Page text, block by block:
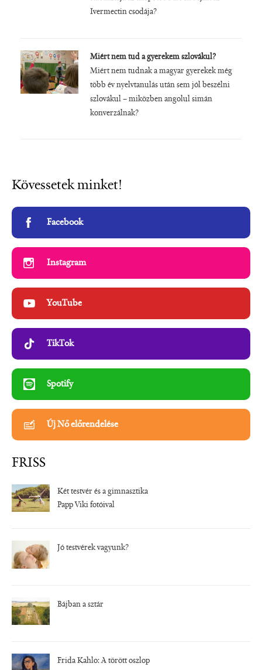
Ivermectin csodája?
Miért nem tud a gyerekem szlovákul?
Miért nem tudnak a magyar gyerekek még
több év nyelvtanulás után sem jól beszélni
szlovákul – miközben angolul simán
konverzálnak?
Kövessetek minket!
Facebook
Instagram
YouTube
TikTok
Spotify
Új Nő előrendelése
FRISS
Két testvér és a gimnasztika
Papp Viki fotóival
Jó testvérek vagyunk?
Bájban a sztár
Frida Kahlo: A törött oszlop